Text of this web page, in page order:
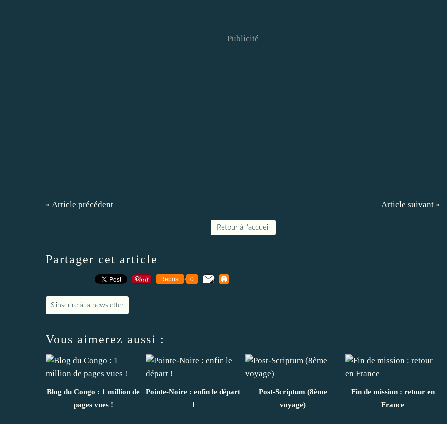
Publicité
« Article précédent Article suivant »
Retour à l'accueil
Partager cet article
Repost 0
S'inscrire à la newsletter
Vous aimerez aussi :
Blog du Congo : 1 million de
pages vues !
Pointe-Noire : enfin le départ
!
Post-Scriptum (8ème
voyage)
Fin de mission : retour en
France